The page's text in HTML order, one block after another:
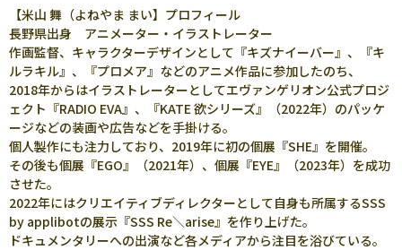
【米山 舞（よねやま まい】プロフィール
長野県出身 アニメーター・イラストレーター
作画監督、キャラクターデザインとして『キズナイーバー』、『キ
ルラキル』、『プロメア』などのアニメ作品に参加したのち、
2018年からはイラストレーターとしてエヴァンゲリオン公式プロジ
ェクト『RADIO EVA』、『KATE 欲シリーズ』（2022年）のパッケ
ージなどの装画や広告などを手掛ける。
個人製作にも注力しており、2019年に初の個展『SHE』を開催。
その後も個展『EGO』（2021年）、個展『EYE』（2023年）を成功
させた。
2022年にはクリエイティブディレクターとして自身も所属するSSS
by applibotの展示『SSS Re＼arise』を作り上げた。
ドキュメンタリーへの出演など各メディアから注目を浴びている。